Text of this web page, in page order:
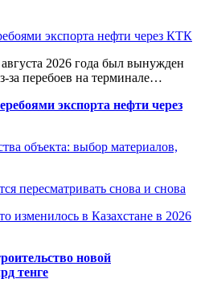
экспорта нефти через КТК
2026 года был вынужден
за перебоев на терминале…
экспорта нефти через
объекта: выбор материалов,
пересматривать снова и снова
изменилось в Казахстане в 2026
новой
тенге